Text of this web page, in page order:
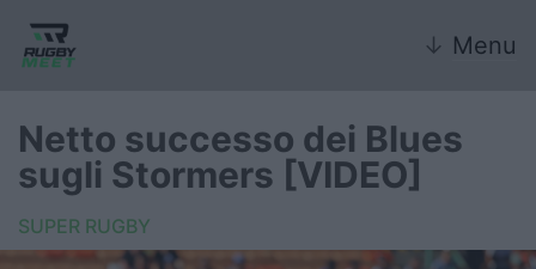
↓ Menu
Nazionale
Nazionali giovanili
Netto successo dei Blues
sugli Stormers [VIDEO]
SUPER RUGBY